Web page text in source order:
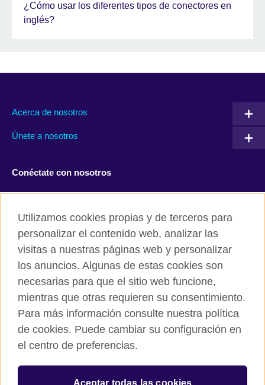
¿Cómo usar los diferentes tipos de conectores en
inglés?
Acerca de nosotros
Únete a nosotros
Conéctate con nosotros
British Council global
Políticas de privacidad y condiciones de uso
© 2026 British Council
Utilizamos cookies propias y de terceros para
personalizar el contenido web, analizar las
visitas a nuestras páginas web y personalizar
los anuncios. Algunas de estas cookies son
necesarias para que el sitio web funcione,
mientras que otras requieren su consentimiento.
Para más información consulte nuestra política
de cookies. Puede cambiar su configuración en
el centro de preferencias.
Aceptar todas las cookies